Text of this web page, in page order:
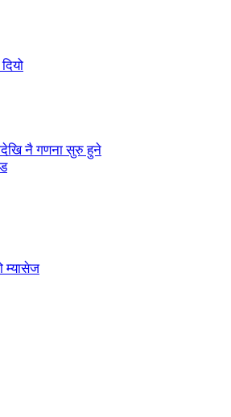
नै गणना सुरु हुने
म्यासेज